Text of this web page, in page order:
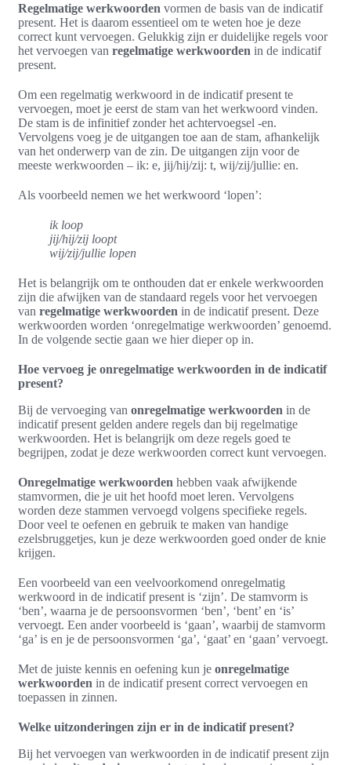
Regelmatige werkwoorden vormen de basis van de indicatif
present. Het is daarom essentieel om te weten hoe je deze
correct kunt vervoegen. Gelukkig zijn er duidelijke regels voor
het vervoegen van regelmatige werkwoorden in de indicatif
present.
Om een regelmatig werkwoord in de indicatif present te
vervoegen, moet je eerst de stam van het werkwoord vinden.
De stam is de infinitief zonder het achtervoegsel -en.
Vervolgens voeg je de uitgangen toe aan de stam, afhankelijk
van het onderwerp van de zin. De uitgangen zijn voor de
meeste werkwoorden – ik: e, jij/hij/zij: t, wij/zij/jullie: en.
Als voorbeeld nemen we het werkwoord ‘lopen’:
ik loop
jij/hij/zij loopt
wij/zij/jullie lopen
Het is belangrijk om te onthouden dat er enkele werkwoorden
zijn die afwijken van de standaard regels voor het vervoegen
van regelmatige werkwoorden in de indicatif present. Deze
werkwoorden worden ‘onregelmatige werkwoorden’ genoemd.
In de volgende sectie gaan we hier dieper op in.
Hoe vervoeg je onregelmatige werkwoorden in de indicatif
present?
Bij de vervoeging van onregelmatige werkwoorden in de
indicatif present gelden andere regels dan bij regelmatige
werkwoorden. Het is belangrijk om deze regels goed te
begrijpen, zodat je deze werkwoorden correct kunt vervoegen.
Onregelmatige werkwoorden hebben vaak afwijkende
stamvormen, die je uit het hoofd moet leren. Vervolgens
worden deze stammen vervoegd volgens specifieke regels.
Door veel te oefenen en gebruik te maken van handige
ezelsbruggetjes, kun je deze werkwoorden goed onder de knie
krijgen.
Een voorbeeld van een veelvoorkomend onregelmatig
werkwoord in de indicatif present is ‘zijn’. De stamvorm is
‘ben’, waarna je de persoonsvormen ‘ben’, ‘bent’ en ‘is’
vervoegt. Een ander voorbeeld is ‘gaan’, waarbij de stamvorm
‘ga’ is en je de persoonsvormen ‘ga’, ‘gaat’ en ‘gaan’ vervoegt.
Met de juiste kennis en oefening kun je onregelmatige
werkwoorden in de indicatif present correct vervoegen en
toepassen in zinnen.
Welke uitzonderingen zijn er in de indicatif present?
Bij het vervoegen van werkwoorden in de indicatif present zijn